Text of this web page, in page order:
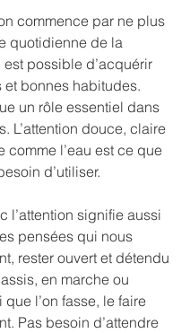
commence par ne plus
quotidienne de la
est possible d’acquérir
et bonnes habitudes.
un rôle essentiel dans
L’attention douce, claire
comme l’eau est ce que
d’utiliser.
l’attention signifie aussi
pensées qui nous
rester ouvert et détendu
en marche ou
l’on fasse, le faire
Pas besoin d’attendre